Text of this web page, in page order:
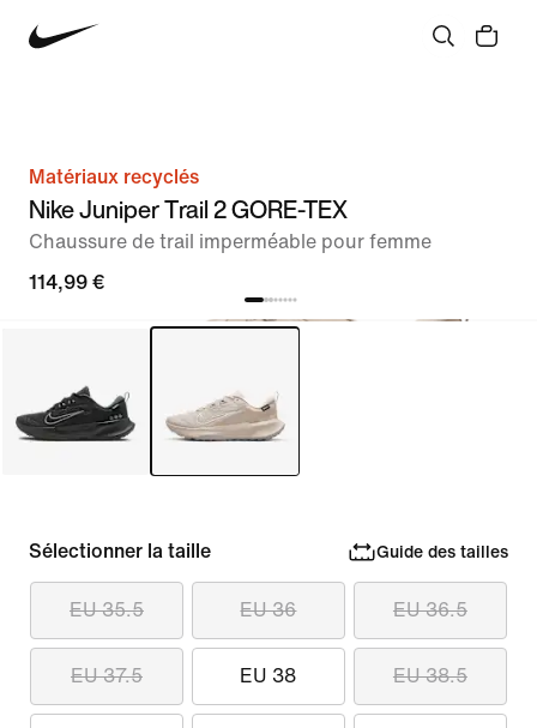
Matériaux recyclés
Nike Juniper Trail 2 GORE-TEX
Chaussure de trail imperméable pour femme
114,99 €
Sélectionner la taille Guide des tailles
EU 35.5 EU 36 EU 36.5
EU 37.5 EU 38 EU 38.5